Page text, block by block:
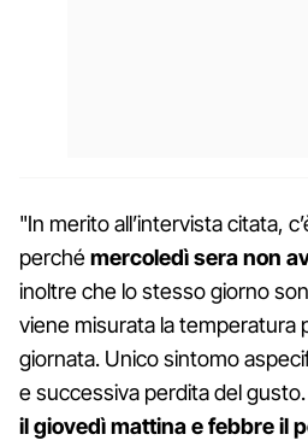
"In merito all’intervista citata,
perchémercoledì sera non
inoltre che lo stesso giorno
viene misurata la temperatura
giornata. Unico sintomo
e successiva perdita del gusto.
il giovedì mattina e febbre il